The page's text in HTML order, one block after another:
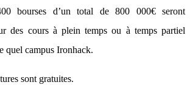
bourses d’un total de 800 000€ seront
des cours à plein temps ou à temps partiel
quel campus Ironhack.
sont gratuites.